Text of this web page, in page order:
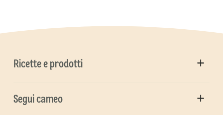
Ricette e prodotti
Segui cameo